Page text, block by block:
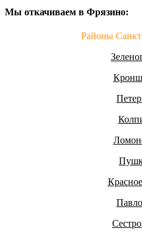
Мы откачиваем в Фрязино:
Районы